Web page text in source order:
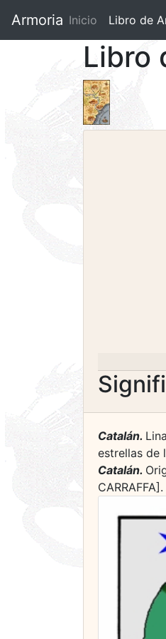
Armoria Inicio Libro de
Libro
Catalán.
estrellas de
Catalán.
CARRAFFA].